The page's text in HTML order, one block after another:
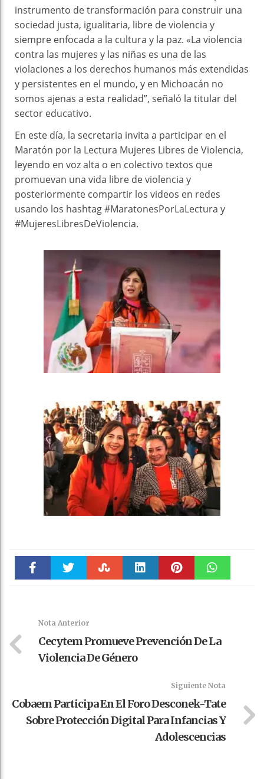
instrumento de transformación para construir una
sociedad justa, igualitaria, libre de violencia y
siempre enfocada a la cultura y la paz. «La violencia
contra las mujeres y las niñas es una de las
violaciones a los derechos humanos más extendidas
y persistentes en el mundo, y en Michoacán no
somos ajenas a esta realidad”, señaló la titular del
sector educativo.
En este día, la secretaria invita a participar en el
Maratón por la Lectura Mujeres Libres de Violencia,
leyendo en voz alta o en colectivo textos que
promuevan una vida libre de violencia y
posteriormente compartir los videos en redes
usando los hashtag #MaratonesPorLaLectura y
#MujeresLibresDeViolencia.
Nota Anterior
Cecytem Promueve Prevención De La
Violencia De Género
Siguiente Nota
Cobaem Participa En El Foro Desconek-Tate
Sobre Protección Digital Para Infancias Y
Adolescencias